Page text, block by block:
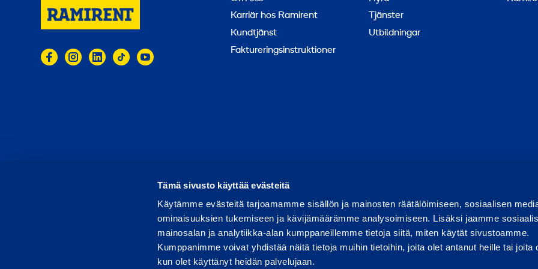
Tämä sivusto käyttää evästeitä
Käytämme evästeitä tarjoamamme sisällön ja mainosten räätälöimiseen, sosiaalisen
ominaisuuksien tukemiseen ja kävijämäärämme analysoimiseen. Lisäksi jaamme
mainosalan ja analytiikka-alan kumppaneillemme tietoja siitä, miten käytät sivustoamme.
Kumppanimme voivat yhdistää näitä tietoja muihin tietoihin, joita olet antanut heille tai joita
kun olet käyttänyt heidän palvelujaan.
Karriär hos Ramirent
Kundtjänst
Faktureringsinstruktioner
Tjänster
Utbildningar
Användarvillkor Integritets Rapportera missbruk